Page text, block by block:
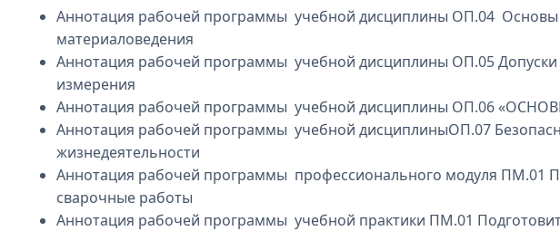
Аннотация рабочей программы учебной дисциплины ОП.04 Основы
материаловедения
Аннотация рабочей программы учебной дисциплины ОП.05 Допуски
измерения
Аннотация рабочей программы учебной дисциплины ОП.06
Аннотация рабочей программы учебной дисциплиныОП.07
жизнедеятельности
Аннотация рабочей программы профессионального модуля ПМ.01
сварочные работы
Аннотация рабочей программы учебной практики ПМ.01